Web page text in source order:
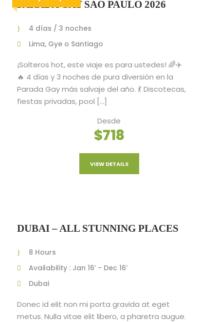
PARADA GAY SAO PAULO 2026
4 días / 3 noches
Lima, Gye o Santiago
¡Solteros hot, este viaje es para ustedes! 🌈✈️
🔥 4 días y 3 noches de pura diversión en la
Parada Gay más salvaje del año. 💃 Discotecas,
fiestas privadas, pool […]
Desde
$718
VIEW DETAILS
DUBAI – ALL STUNNING PLACES
8 Hours
Availability : Jan 16’ - Dec 16’
Dubai
Donec id elit non mi porta gravida at eget
metus. Nulla vitae elit libero, a pharetra augue.